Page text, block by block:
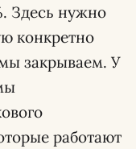
Здесь нужно
конкретно
закрываем. У
работают